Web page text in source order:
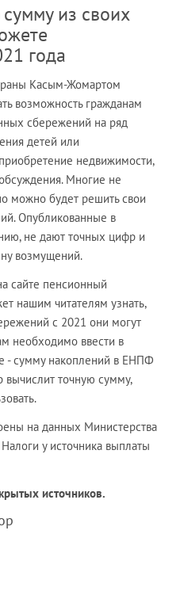
из своих
года
Касым-Жомартом
возможность гражданам
сбережений на ряд
детей или
недвижимости,
Многие не
можно будет решить свои
Опубликованные в
не дают точных цифр и
возмущений.
сайте пенсионный
нашим читателям узнать,
с 2021 они могут
необходимо ввести в
- сумму накоплений в ЕНПФ
вычислит точную сумму,
на данных Министерства
у источника выплаты
источников.